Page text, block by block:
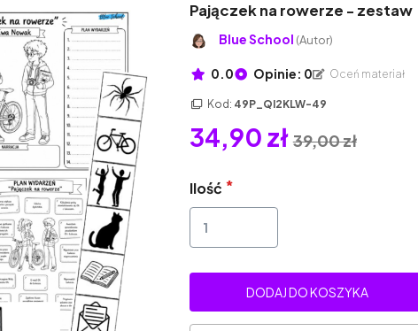
Pajączek na rowerze - zestaw
Blue School (Autor)
0.0 Opinie: 0 Oceń materiał
Kod: 49P_QI2KLW-49
34,90 zł39,00 zł
Ilość
DODAJ DO KOSZYKA